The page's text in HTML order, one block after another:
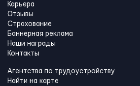
Карьера
Отзывы
Страхование
Баннерная реклама
Наши награды
Контакты
Агентства по трудоустройству
Найти на карте